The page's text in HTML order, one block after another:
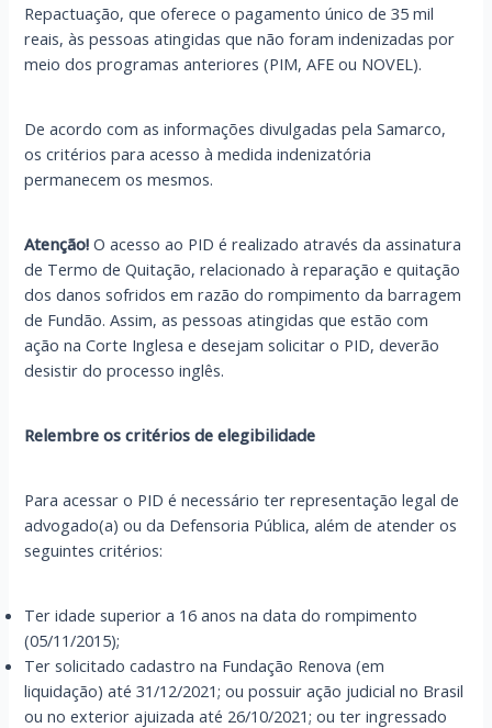
Repactuação, que oferece o pagamento único de 35 mil
reais, às pessoas atingidas que não foram indenizadas por
meio dos programas anteriores (PIM, AFE ou NOVEL).
De acordo com as informações divulgadas pela Samarco,
os critérios para acesso à medida indenizatória
permanecem os mesmos.
Atenção! O acesso ao PID é realizado através da assinatura
de Termo de Quitação, relacionado à reparação e quitação
dos danos sofridos em razão do rompimento da barragem
de Fundão. Assim, as pessoas atingidas que estão com
ação na Corte Inglesa e desejam solicitar o PID, deverão
desistir do processo inglês.
Relembre os critérios de elegibilidade
Para acessar o PID é necessário ter representação legal de
advogado(a) ou da Defensoria Pública, além de atender os
seguintes critérios:
Ter idade superior a 16 anos na data do rompimento
(05/11/2015);
Ter solicitado cadastro na Fundação Renova (em
liquidação) até 31/12/2021; ou possuir ação judicial no Brasil
ou no exterior ajuizada até 26/10/2021; ou ter ingressado